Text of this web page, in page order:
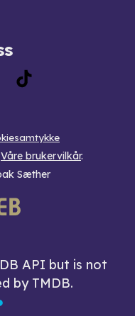
Våre brukervilkår.
Sæther
API but is not
by TMDB.